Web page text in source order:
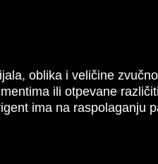
oblika i veličine
ili otpevane
ima na raspolaganju